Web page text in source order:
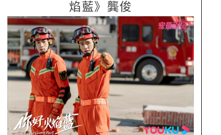
焰藍》龔俊